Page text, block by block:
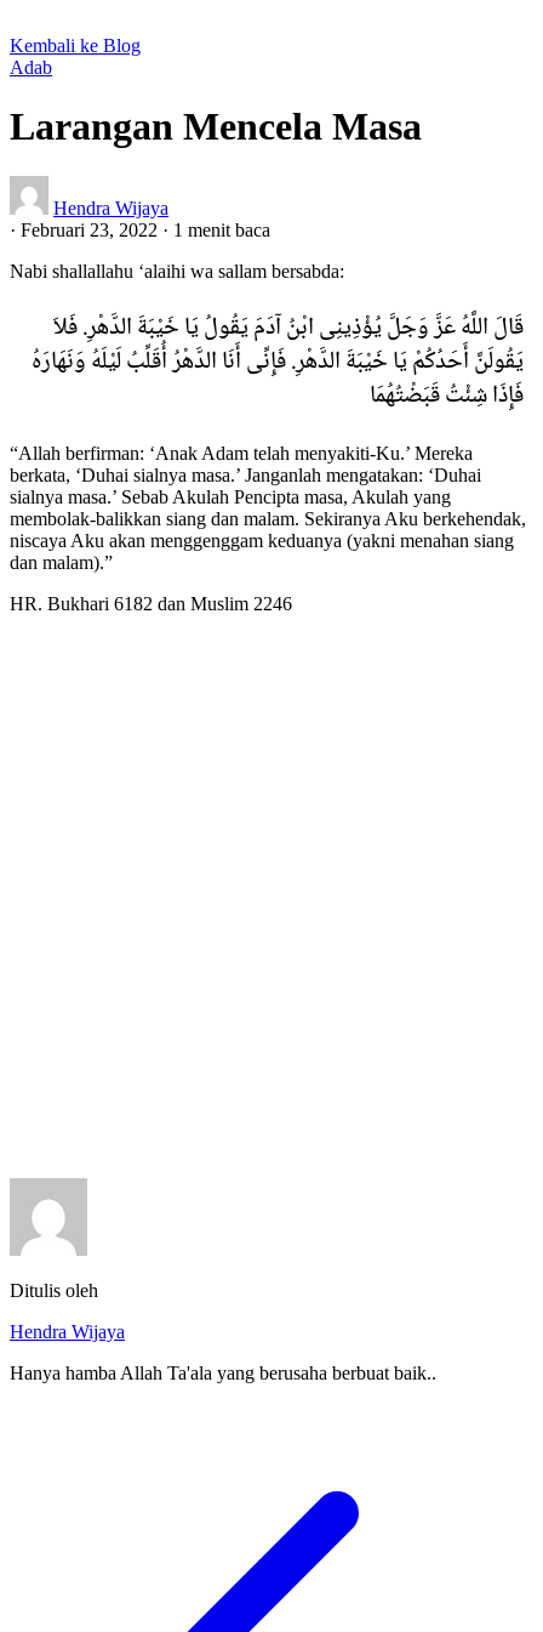
Kembali ke Blog
Adab
Larangan Mencela Masa
Hendra Wijaya
· Februari 23, 2022 · 1 menit baca
Nabi shallallahu ‘alaihi wa sallam bersabda:
قَالَ اللَّهُ عَزَّ وَجَلَّ يُؤْذِينِى ابْنُ آدَمَ يَقُولُ يَا خَيْبَةَ الدَّهْرِ. فَلاَ
يَقُولَنَّ أَحَدُكُمْ يَا خَيْبَةَ الدَّهْرِ. فَإِنِّى أَنَا الدَّهْرُ أُقَلِّبُ لَيْلَهُ وَنَهَارَهُ
فَإِذَا شِئْتُ قَبَضْتُهُمَا
“Allah berfirman: ‘Anak Adam telah menyakiti-Ku.’ Mereka
berkata, ‘Duhai sialnya masa.’ Janganlah mengatakan: ‘Duhai
sialnya masa.’ Sebab Akulah Pencipta masa, Akulah yang
membolak-balikkan siang dan malam. Sekiranya Aku berkehendak,
niscaya Aku akan menggenggam keduanya (yakni menahan siang
dan malam).”
HR. Bukhari 6182 dan Muslim 2246
Ditulis oleh
Hendra Wijaya
Hanya hamba Allah Ta'ala yang berusaha berbuat baik..